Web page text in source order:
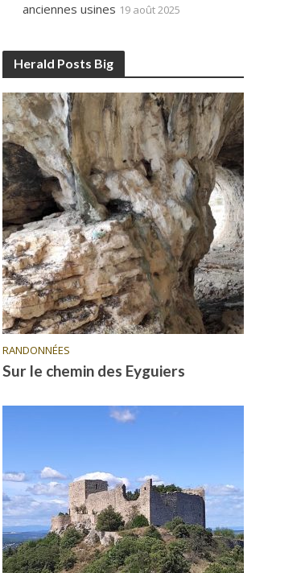
anciennes usines 19 août 2025
Herald Posts Big
RANDONNÉES
Sur le chemin des Eyguiers